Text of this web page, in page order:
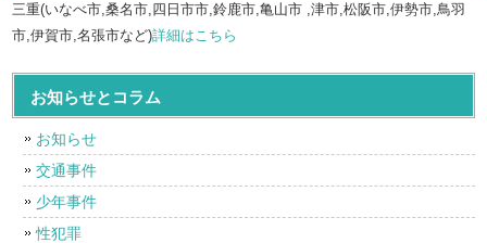
三重(いなべ市,桑名市,四日市市,鈴鹿市,亀山市 ,津市,松阪市,伊勢市,鳥羽
市,伊賀市,名張市など)詳細はこちら
お知らせとコラム
お知らせ
交通事件
少年事件
性犯罪